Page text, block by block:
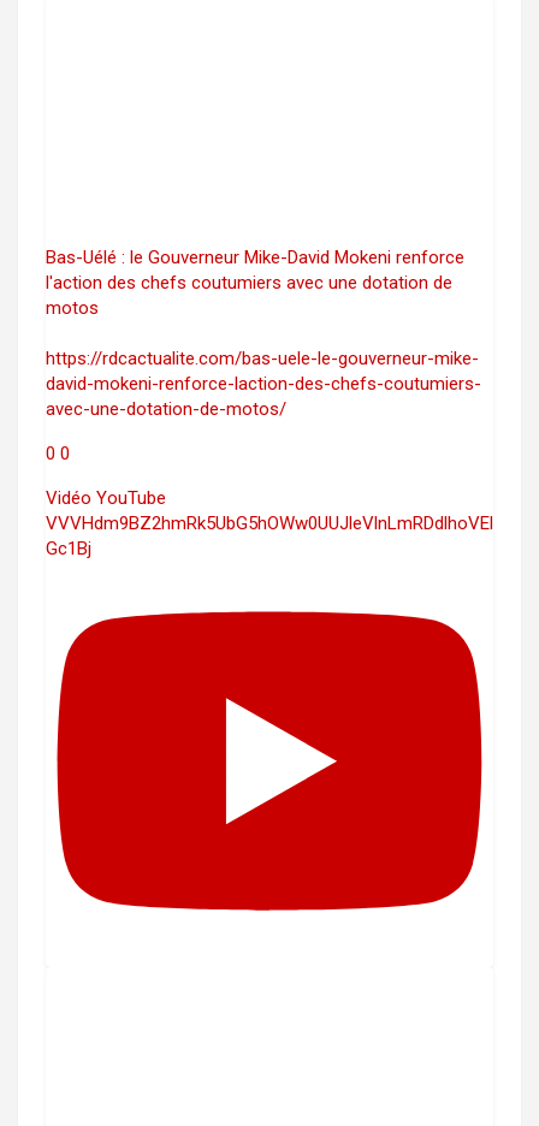
Bas-Uélé : le Gouverneur Mike-David Mokeni renforce
l'action des chefs coutumiers avec une dotation de
motos
https://rdcactualite.com/bas-uele-le-gouverneur-mike-
david-mokeni-renforce-laction-des-chefs-coutumiers-
avec-une-dotation-de-motos/
0 0
Vidéo YouTube
VVVHdm9BZ2hmRk5UbG5hOWw0UUJleVlnLmRDdlhoVEl
Gc1Bj